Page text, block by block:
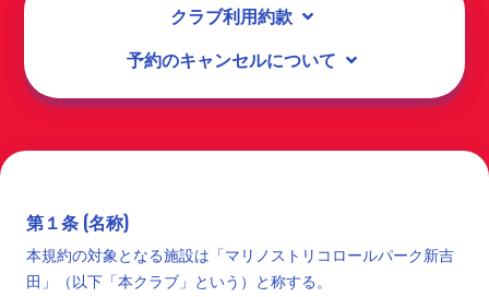
クラブ利用約款
予約のキャンセルについて
第１条 (名称)
本規約の対象となる施設は「マリノストリコロールパーク新吉
田」（以下「本クラブ」という）と称する。